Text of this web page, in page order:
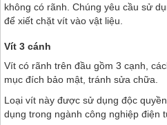
không có rãnh. Chúng yêu cầu sử
để xiết chặt vít vào vật liệu.
Vít 3 cánh
Vít có rãnh trên đầu gồm 3 cạnh,
mục đích bảo mật, tránh sửa chữa.
Loại vít này được sử dụng độc
dụng trong ngành công nghiệp điện